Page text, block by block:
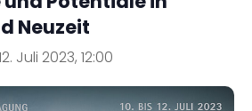
Neuzeit
Juli 2023, 12:00